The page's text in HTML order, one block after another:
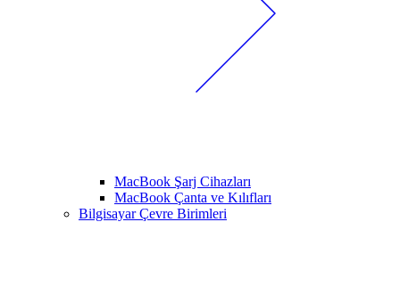
MacBook Şarj Cihazları
MacBook Çanta ve Kılıfları
Bilgisayar Çevre Birimleri